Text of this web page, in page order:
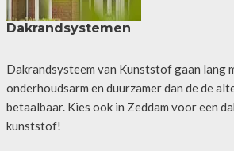
Dakrandsystemen
Dakrandsysteem van Kunststof gaan lang
onderhoudsarm en duurzamer dan de de
betaalbaar. Kies ook in Zeddam voor een
kunststof!